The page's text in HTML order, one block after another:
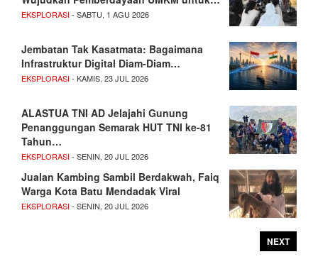
EKSPLORASI- SABTU, 1 AGU 2026
Jembatan Tak Kasatmata: Bagaimana
Infrastruktur Digital Diam-Diam…
EKSPLORASI- KAMIS, 23 JUL 2026
ALASTUA TNI AD Jelajahi Gunung
Penanggungan Semarak HUT TNI ke-81
Tahun…
EKSPLORASI- SENIN, 20 JUL 2026
Jualan Kambing Sambil Berdakwah, Faiq
Warga Kota Batu Mendadak Viral
EKSPLORASI- SENIN, 20 JUL 2026
NEXT